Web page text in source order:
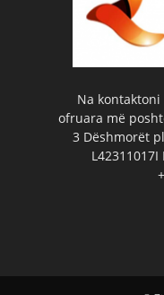
Na
ofruara më
3 Dëshmorët